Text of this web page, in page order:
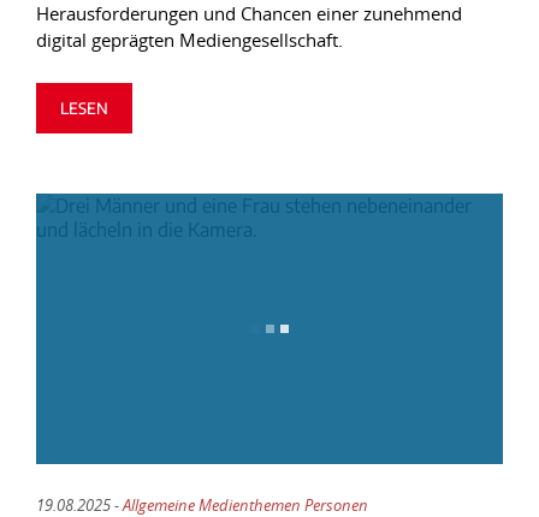
Herausforderungen und Chancen einer zunehmend
digital geprägten Mediengesellschaft.
LESEN
19.08.2025 -Allgemeine Medienthemen Personen